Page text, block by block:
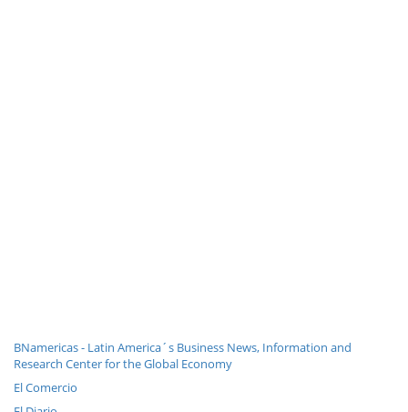
BNamericas - Latin America´s Business News, Information and
Research Center for the Global Economy
El Comercio